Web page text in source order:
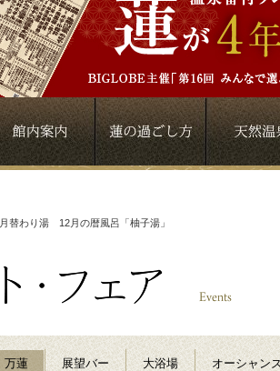
月替わり湯 12月の暦風呂「柚子湯」
万蓮 展望バー 大浴場 オーシャン